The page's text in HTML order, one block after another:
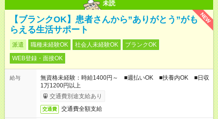
未読
NEW
【ブランクOK】患者さんから”ありがとう”がも
らえる生活サポート
派遣 職種未経験OK 社会人未経験OK
ブランクOK
WEB登録・面接OK
給与
無資格未経験：時給1400円～ ■週払いOK ■扶養内OK ■日収
1万1200円以上
交通費別途支給あり
交通費 交通費全額支給